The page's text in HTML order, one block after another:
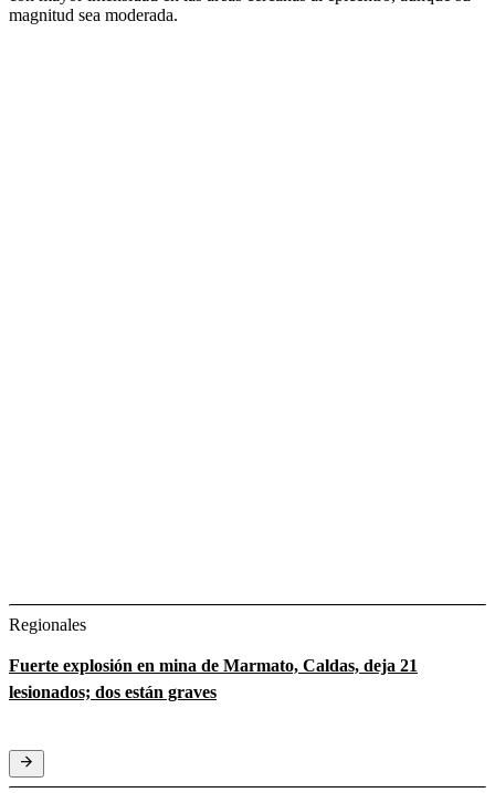
magnitud sea moderada.
Regionales
Fuerte explosión en mina de Marmato, Caldas, deja 21
lesionados; dos están graves